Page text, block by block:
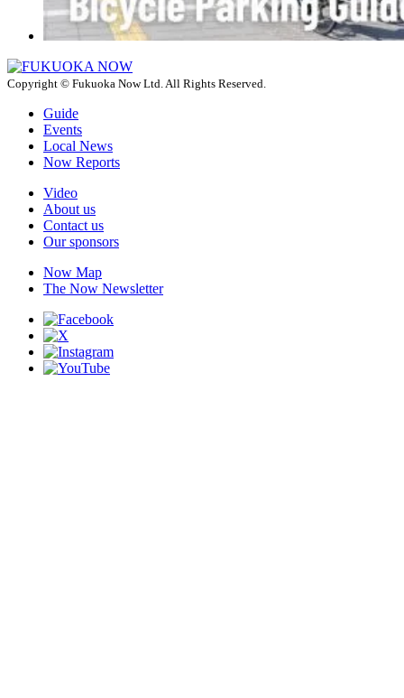
Copyright © Fukuoka Now Ltd. All Rights Reserved.
Guide
Events
Local News
Now Reports
Video
About us
Contact us
Our sponsors
Now Map
The Now Newsletter